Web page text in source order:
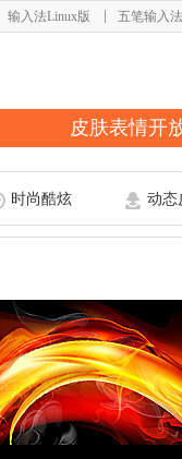
输入法Linux版 五笔输入法
皮肤表情开
时尚酷炫 动态